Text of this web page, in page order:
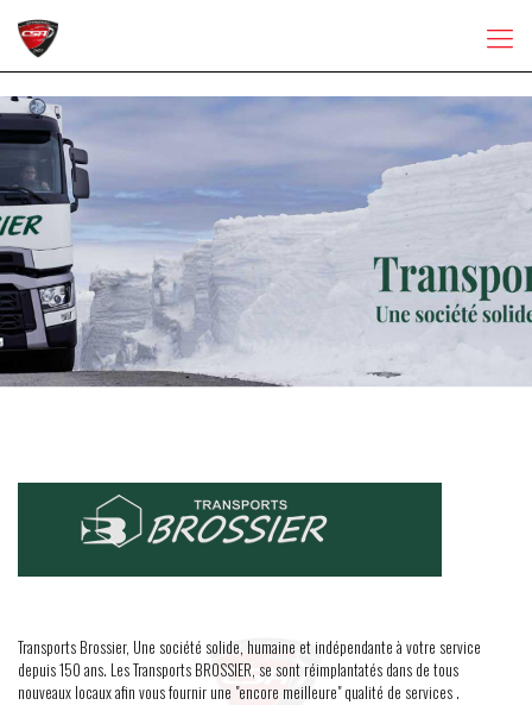
Transports Brossier, Une société solide, humaine et indépendante à votre service
depuis 150 ans. Les Transports BROSSIER, se sont réimplantatés dans de tous
nouveaux locaux afin vous fournir une "encore meilleure" qualité de services .